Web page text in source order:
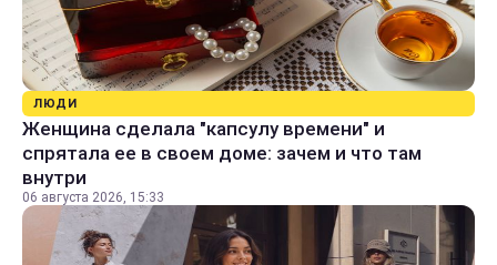
ЛЮДИ
Женщина сделала "капсулу времени" и
спрятала ее в своем доме: зачем и что там
внутри
06 августа 2026, 15:33